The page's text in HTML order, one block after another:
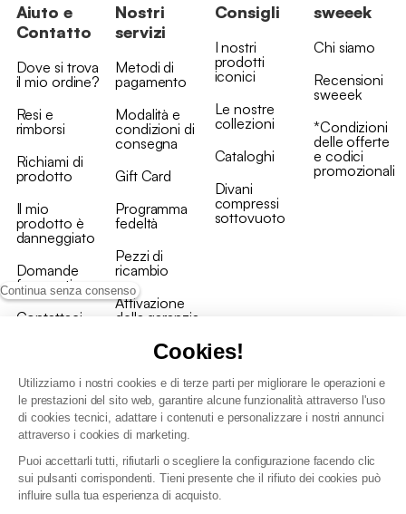
Continua senza consenso
Cookies!
Utilizziamo i nostri cookies e di terze parti per migliorare le operazioni e
le prestazioni del sito web, garantire alcune funzionalità attraverso l'uso
di cookies tecnici, adattare i contenuti e personalizzare i nostri annunci
attraverso i cookies di marketing.
Puoi accettarli tutti, rifiutarli o scegliere la configurazione facendo clic
sui pulsanti corrispondenti. Tieni presente che il rifiuto dei cookies può
influire sulla tua esperienza di acquisto.
Aiuto e
Contatto
Dove si trova
il mio ordine?
Resi e
rimborsi
Richiami di
prodotto
Il mio
prodotto è
danneggiato
Domande
frequenti
Contattaci
Nostri
servizi
Metodi di
pagamento
Modalità e
condizioni di
consegna
Gift Card
Programma
fedeltà
Pezzi di
ricambio
Attivazione
della garanzia
Consigli
I nostri
prodotti
iconici
Le nostre
collezioni
Cataloghi
Divani
compressi
sottovuoto
sweeek
Chi siamo
Recensioni
sweeek
*Condizioni
delle offerte
e codici
promozionali
Condizioni generali vendita
Politica di gestione dei dati personali e dei cookie
Condizioni generali di vendita per clienti professionali
Dichiarazione di accessibilità